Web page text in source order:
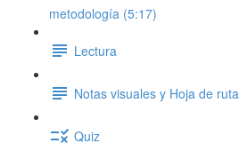
metodología (5:17)
Lectura
Notas visuales y Hoja de ruta
Quiz